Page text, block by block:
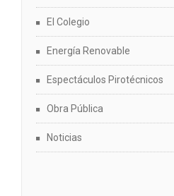
El Colegio
Energía Renovable
Espectáculos Pirotécnicos
Obra Pública
Noticias